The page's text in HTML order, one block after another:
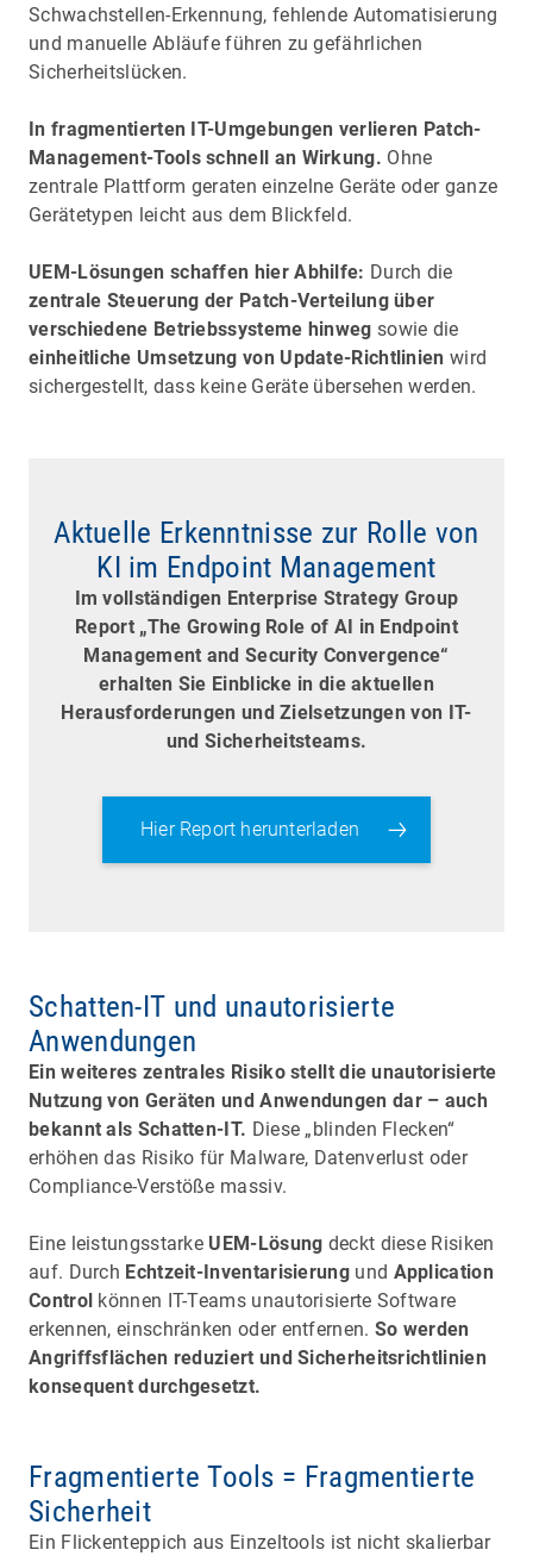
Schwachstellen-Erkennung, fehlende Automatisierung
und manuelle Abläufe führen zu gefährlichen
Sicherheitslücken.
In fragmentierten IT-Umgebungen verlieren Patch-
Management-Tools schnell an Wirkung. Ohne
zentrale Plattform geraten einzelne Geräte oder ganze
Gerätetypen leicht aus dem Blickfeld.
UEM-Lösungen schaffen hier Abhilfe: Durch die
zentrale Steuerung der Patch-Verteilung über
verschiedene Betriebssysteme hinweg sowie die
einheitliche Umsetzung von Update-Richtlinien wird
sichergestellt, dass keine Geräte übersehen werden.
Aktuelle Erkenntnisse zur Rolle von
KI im Endpoint Management
Im vollständigen Enterprise Strategy Group
Report „The Growing Role of AI in Endpoint
Management and Security Convergence“
erhalten Sie Einblicke in die aktuellen
Herausforderungen und Zielsetzungen von IT-
und Sicherheitsteams.
Hier Report herunterladen
Schatten-IT und unautorisierte
Anwendungen
Ein weiteres zentrales Risiko stellt die unautorisierte
Nutzung von Geräten und Anwendungen dar – auch
bekannt als Schatten-IT. Diese „blinden Flecken“
erhöhen das Risiko für Malware, Datenverlust oder
Compliance-Verstöße massiv.
Eine leistungsstarke UEM-Lösung deckt diese Risiken
auf. Durch Echtzeit-Inventarisierungund Application
Control können IT-Teams unautorisierte Software
erkennen, einschränken oder entfernen. So werden
Angriffsflächen reduziert und Sicherheitsrichtlinien
konsequent durchgesetzt.
Fragmentierte Tools = Fragmentierte
Sicherheit
Ein Flickenteppich aus Einzeltools ist nicht skalierbar